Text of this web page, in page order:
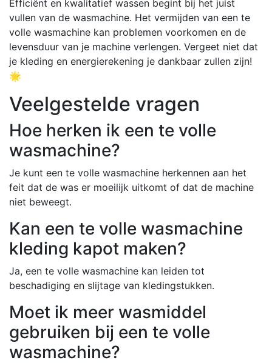
Efficiënt en kwalitatief wassen begint bij het juist
vullen van de wasmachine. Het vermijden van een te
volle wasmachine kan problemen voorkomen en de
levensduur van je machine verlengen. Vergeet niet dat
je kleding en energierekening je dankbaar zullen zijn!
🌟
Veelgestelde vragen
Hoe herken ik een te volle
wasmachine?
Je kunt een te volle wasmachine herkennen aan het
feit dat de was er moeilijk uitkomt of dat de machine
niet beweegt.
Kan een te volle wasmachine
kleding kapot maken?
Ja, een te volle wasmachine kan leiden tot
beschadiging en slijtage van kledingstukken.
Moet ik meer wasmiddel
gebruiken bij een te volle
wasmachine?